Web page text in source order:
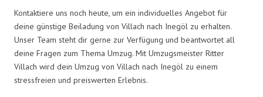
Kontaktiere uns noch heute, um ein individuelles Angebot für
deine günstige Beiladung von Villach nach Inegöl zu erhalten.
Unser Team steht dir gerne zur Verfügung und beantwortet all
deine Fragen zum Thema Umzug. Mit Umzugsmeister Ritter
Villach wird dein Umzug von Villach nach Inegöl zu einem
stressfreien und preiswerten Erlebnis.